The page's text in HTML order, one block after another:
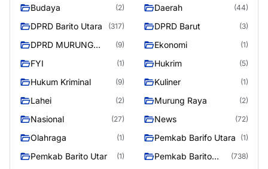
Budaya (2) Daerah (44)
DPRD Barito Utara (317) DPRD Barut (3)
DPRD MURUNG
(9) Ekonomi (1)
FYI (1) Hukrim (5)
Hukum Kriminal (9) Kuliner (1)
Lahei (2) Murung Raya (2)
Nasional (27) News (72)
Olahraga (1) Pemkab Barifo Utara (1)
Pemkab Barito Utar (1)
Pemkab Barito
(738)